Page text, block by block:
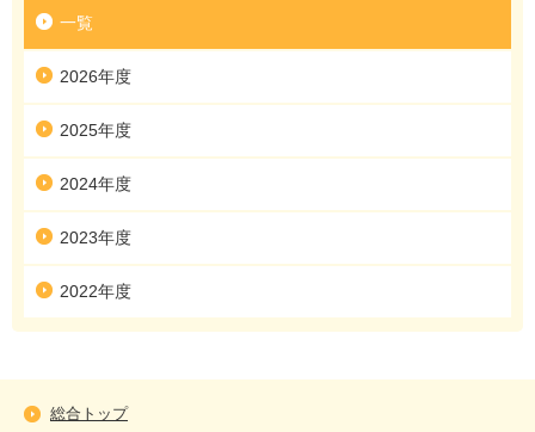
一覧
2026年度
2025年度
2024年度
2023年度
2022年度
総合トップ